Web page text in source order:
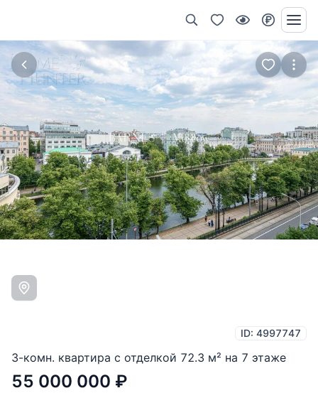
ID: 4997747
3-комн. квартира с отделкой 72.3 м² на 7 этаже
55 000 000 ₽